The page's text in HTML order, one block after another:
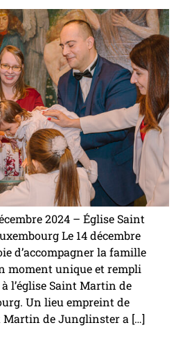
2024 – Église Saint
Le 14 décembre
d’accompagner la famille
moment unique et rempli
l’église Saint Martin de
Un lieu empreint de
Martin de Junglinster a […]